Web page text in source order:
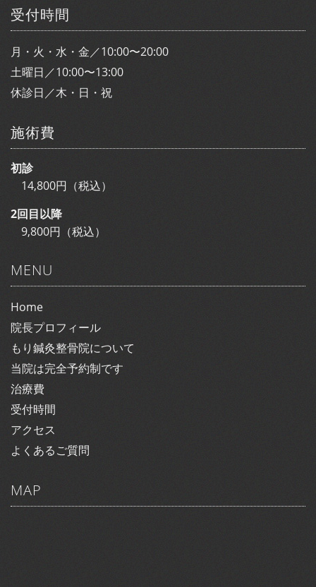
受付時間
月・火・水・金／10:00〜20:00
土曜日／10:00〜13:00
休診日／木・日・祝
施術費
初診
14,800円（税込）
2回目以降
9,800円（税込）
MENU
Home
院長プロフィール
もり鍼灸整骨院について
当院は完全予約制です
治療費
受付時間
アクセス
よくあるご質問
MAP